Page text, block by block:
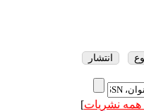
انتشار
همه نشریات]